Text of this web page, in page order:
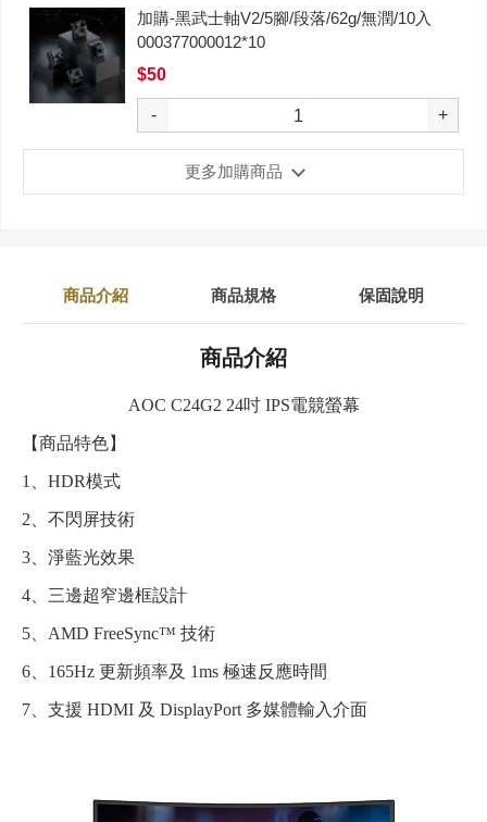
加購-黑武士軸V2/5腳/段落/62g/無潤/10入
000377000012*10
$50
- +
更多加購商品
商品介紹 商品規格 保固說明
商品介紹
AOC C24G2 24吋 IPS電競螢幕
【商品特色】
1、HDR模式
2、不閃屏技術
3、淨藍光效果
4、三邊超窄邊框設計
5、AMD FreeSync™ 技術
6、165Hz 更新頻率及 1ms 極速反應時間
7、支援 HDMI 及 DisplayPort 多媒體輸入介面